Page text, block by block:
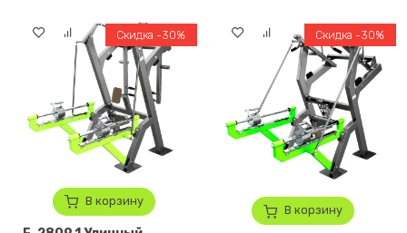
В корзину
Скидка -30%
В корзину
Скидка -30%